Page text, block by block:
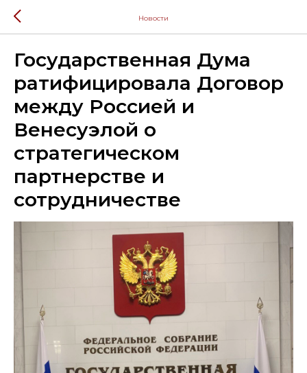
Новости
Государственная Дума
ратифицировала Договор
между Россией и
Венесуэлой о
стратегическом
партнерстве и
сотрудничестве